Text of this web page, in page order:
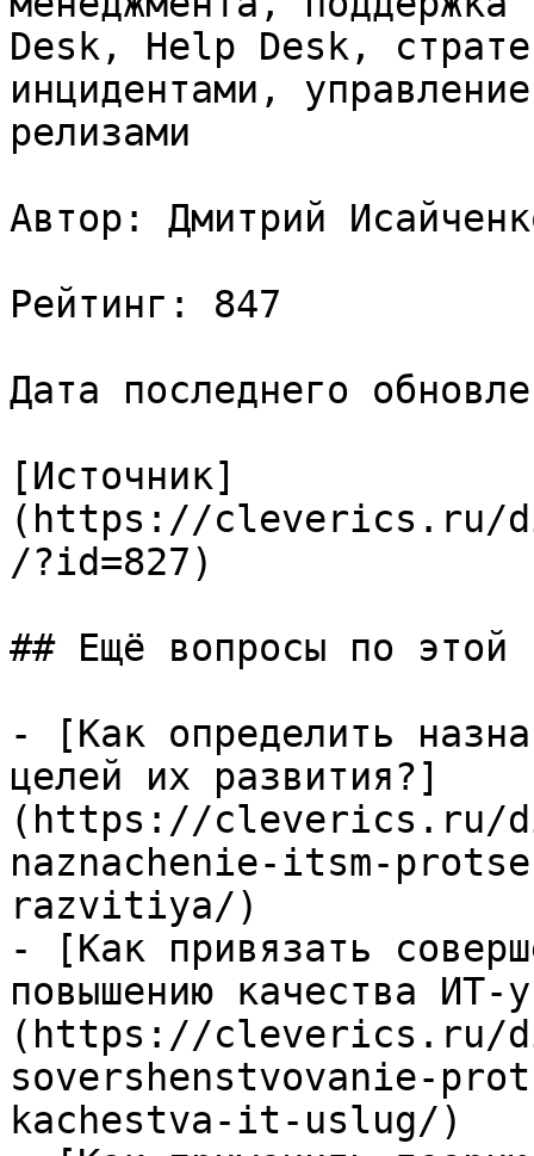
Desk, Help Desk,
инцидентами,
релизами
Автор: Дмитрий
Рейтинг: 847
Дата последнего
[Источник]
(https://cleverics.ru/
/?id=827)
## Ещё вопросы по этой
- [Как определить
целей их развития?]
(https://cleverics.ru/
naznachenie-itsm-
razvitiya/)
- [Как привязать
повышению качества ИТ-
(https://cleverics.ru/
sovershenstvovanie-
kachestva-it-uslug/)